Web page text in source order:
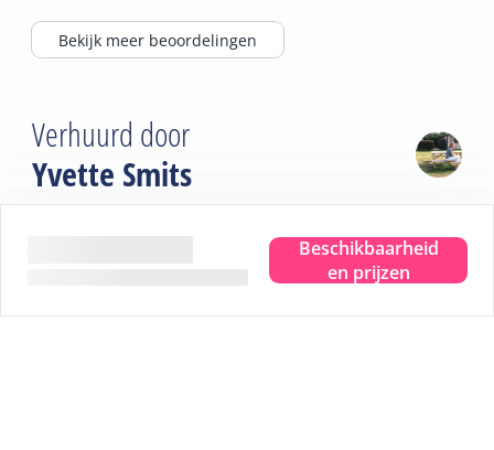
Beschikbaarheid
en prijzen
Bekijk meer beoordelingen
Verhuurd door
Yvette Smits
Onze camping is de oudste camping van Terschelling. In